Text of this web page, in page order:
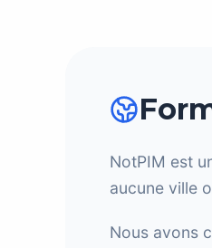
NotPIM est
aucune ville
Nous avons